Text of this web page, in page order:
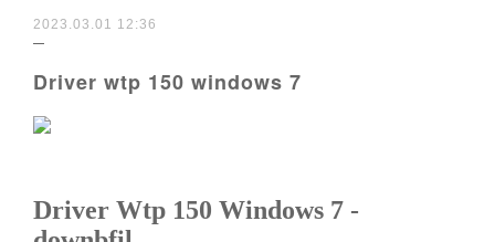
2023.03.01 12:36
Driver wtp 150 windows 7